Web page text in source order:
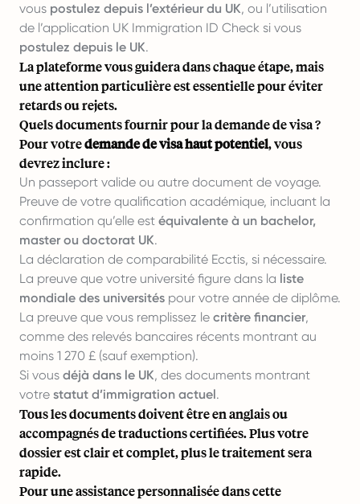
vous postulez depuis l’extérieur du UK, ou l’utilisation
de l’application UK Immigration ID Check si vous
postulez depuis le UK.
La plateforme vous guidera dans chaque étape, mais
une attention particulière est essentielle pour éviter
retards ou rejets.
Quels documents fournir pour la demande de visa ?
Pour votredemande de visa haut potentiel, vous
devrez inclure :
Un passeport valide ou autre document de voyage.
Preuve de votre qualification académique, incluant la
confirmation qu’elle est équivalente à un bachelor,
master ou doctorat UK.
La déclaration de comparabilité Ecctis, si nécessaire.
La preuve que votre université figure dans la liste
mondiale des universités pour votre année de diplôme.
La preuve que vous remplissez le critère financier,
comme des relevés bancaires récents montrant au
moins 1 270 £ (sauf exemption).
Si vous déjà dans le UK, des documents montrant
votre statut d’immigration actuel.
Tous les documents doivent être en anglais ou
accompagnés de traductions certifiées. Plus votre
dossier est clair et complet, plus le traitement sera
rapide.
Pour une assistance personnalisée dans cette